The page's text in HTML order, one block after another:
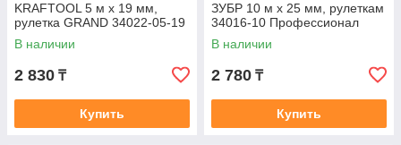
KRAFTOOL 5 м х 19 мм,
рулетка GRAND 34022-05-19
В наличии
2 830 ₸
Купить
ЗУБР 10 м х 25 мм, рулеткам
34016-10 Профессионал
В наличии
2 780 ₸
Купить